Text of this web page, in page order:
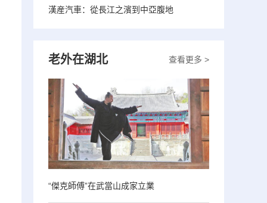
漢産汽車：從長江之濱到中亞腹地
查看更多 >
老外在湖北
“傑克師傅”在武當山成家立業